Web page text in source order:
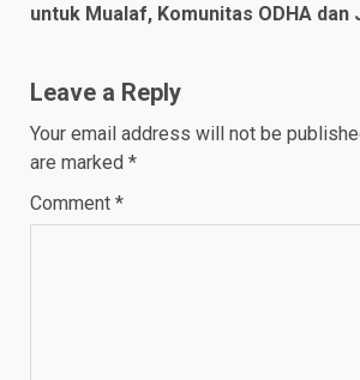
untuk Mualaf, Komunitas ODHA dan
Leave a Reply
Your email address will not be
are marked *
Comment *